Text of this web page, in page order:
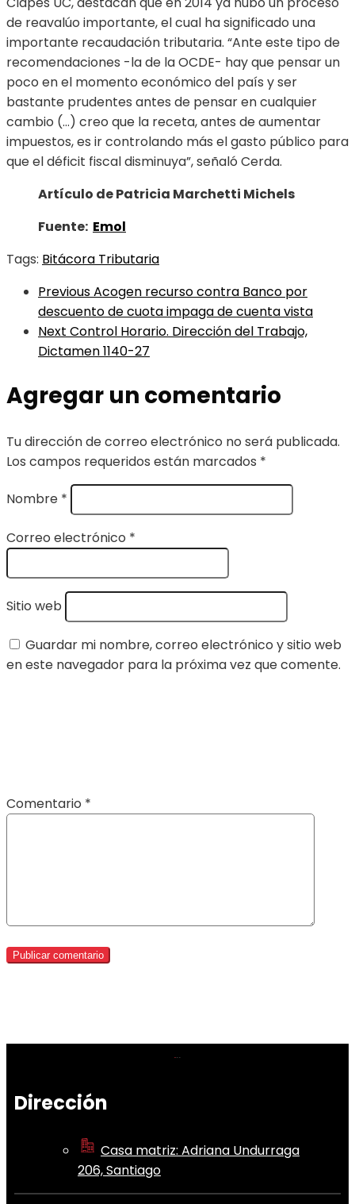
de reavalúo importante, el cual ha significado una
importante recaudación tributaria. “Ante este tipo de
recomendaciones -la de la OCDE- hay que pensar un
poco en el momento económico del país y ser
bastante prudentes antes de pensar en cualquier
cambio (…) creo que la receta, antes de aumentar
impuestos, es ir controlando más el gasto público para
que el déficit fiscal disminuya”, señaló Cerda.
Artículo de Patricia Marchetti Michels
Fuente: Emol
Tags: Bitácora Tributaria
PreviousAcogen recurso contra Banco por
descuento de cuota impaga de cuenta vista
Next Control Horario. Dirección del Trabajo,
Dictamen 1140-27
Agregar un comentario
Tu dirección de correo electrónico no será publicada.
Los campos requeridos están marcados *
Nombre *
Correo electrónico *
Sitio web
Guardar mi nombre, correo electrónico y sitio web
en este navegador para la próxima vez que comente.
Comentario *
Dirección
Casa matriz: Adriana Undurraga
206, Santiago